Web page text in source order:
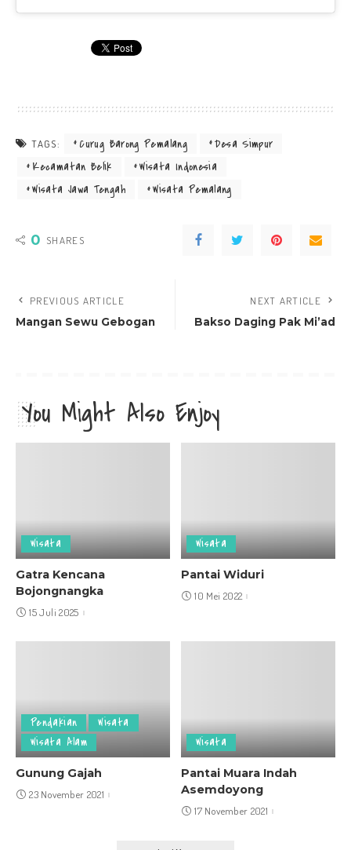
TAGS: Curug Barong Pemalang
Desa Simpur
Kecamatan Belik
Wisata Indonesia
Wisata Jawa Tengah
Wisata Pemalang
0 SHARES
PREVIOUS ARTICLE
Mangan Sewu Gebogan
NEXT ARTICLE
Bakso Daging Pak Mi’ad
You Might Also Enjoy
Wisata
Gatra Kencana
Bojongnangka
15 Juli 2025
Wisata
Pantai Widuri
10 Mei 2022
Pendakian
Wisata
Wisata Alam
Gunung Gajah
23 November 2021
Wisata
Pantai Muara Indah
Asemdoyong
17 November 2021